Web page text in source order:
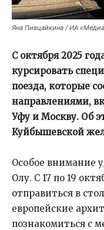
Яна Пивцайкина / ИА
С октября 2025
курсировать
поезда, которые
направлениями,
Уфу и Москву. Об
Куйбышевской
Особое внимание
Олу. С 17 по 19
отправиться в
европейские
познакомиться с